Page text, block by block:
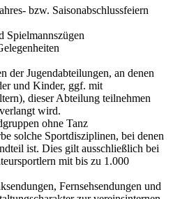
bzw. Saisonabschlussfeiern
Spielmannszügen
der Jugendabteilungen, an denen
und Kinder, ggf. mit
dieser Abteilung teilnehmen
wird.
ohne Tanz
solche Sportdisziplinen, bei denen
ist. Dies gilt ausschließlich bei
mit bis zu 1.000
Fernsehsendungen und